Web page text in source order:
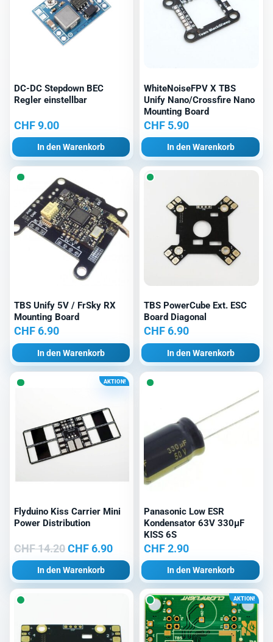
DC-DC Stepdown BEC
Regler einstellbar
CHF9.00
In den Warenkorb
WhiteNoiseFPV X TBS
Unify Nano/Crossfire Nano
Mounting Board
CHF5.90
In den Warenkorb
TBS Unify 5V / FrSky RX
Mounting Board
CHF6.90
In den Warenkorb
TBS PowerCube Ext. ESC
Board Diagonal
CHF6.90
In den Warenkorb
AKTION!
Flyduino Kiss Carrier Mini
Power Distribution
CHF14.20Ursprünglicher
Preis
war:
CHF6.90Aktueller
Preis
ist:
CHF 6.90.
In den Warenkorb
Panasonic Low ESR
Kondensator 63V 330µF
KISS 6S
CHF2.90
In den Warenkorb
AKTION!